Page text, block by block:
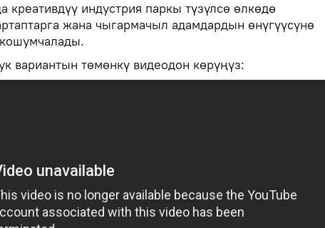
креативдүү индустрия паркы түзүлсө өлкөдө
жана чыгармачыл адамдардын өнүгүүсүнө
вариантын төмөнкү видеодон көрүңүз: